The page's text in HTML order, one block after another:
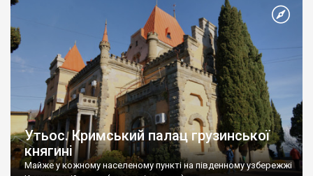
Утьос. Кримський палац грузинської
княгині
Майже у кожному населеному пункті на південному узбережжі